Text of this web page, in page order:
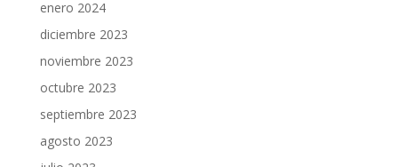
enero 2024
diciembre 2023
noviembre 2023
octubre 2023
septiembre 2023
agosto 2023